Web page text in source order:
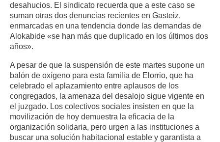
desahucios. El sindicato recuerda que a este caso se
suman otras dos denuncias recientes en Gasteiz,
enmarcadas en una tendencia donde las demandas de
Alokabide «se han más que duplicado en los últimos dos
años».
A pesar de que la suspensión de este martes supone un
balón de oxígeno para esta familia de Elorrio, que ha
celebrado el aplazamiento entre aplausos de los
congregados, la amenaza del desalojo sigue vigente en
el juzgado. Los colectivos sociales insisten en que la
movilización de hoy demuestra la eficacia de la
organización solidaria, pero urgen a las instituciones a
buscar una solución habitacional estable y garantista a